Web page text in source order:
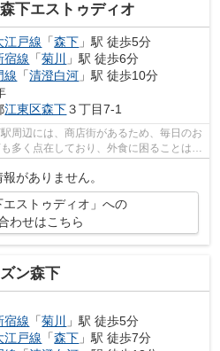
下エストゥディオ
江戸線 「森下 」駅 徒歩5分
宿線 「菊川
」駅 徒歩6分
線 「清澄白河 」駅 徒歩10分
江東区森下３丁目7-1
多く点在しており、外食に困ることはあ
がありません。
エストゥディオ」への
わせはこちら
ン森下
宿線 「菊川
」駅 徒歩5分
江戸線 「森下 」駅 徒歩7分